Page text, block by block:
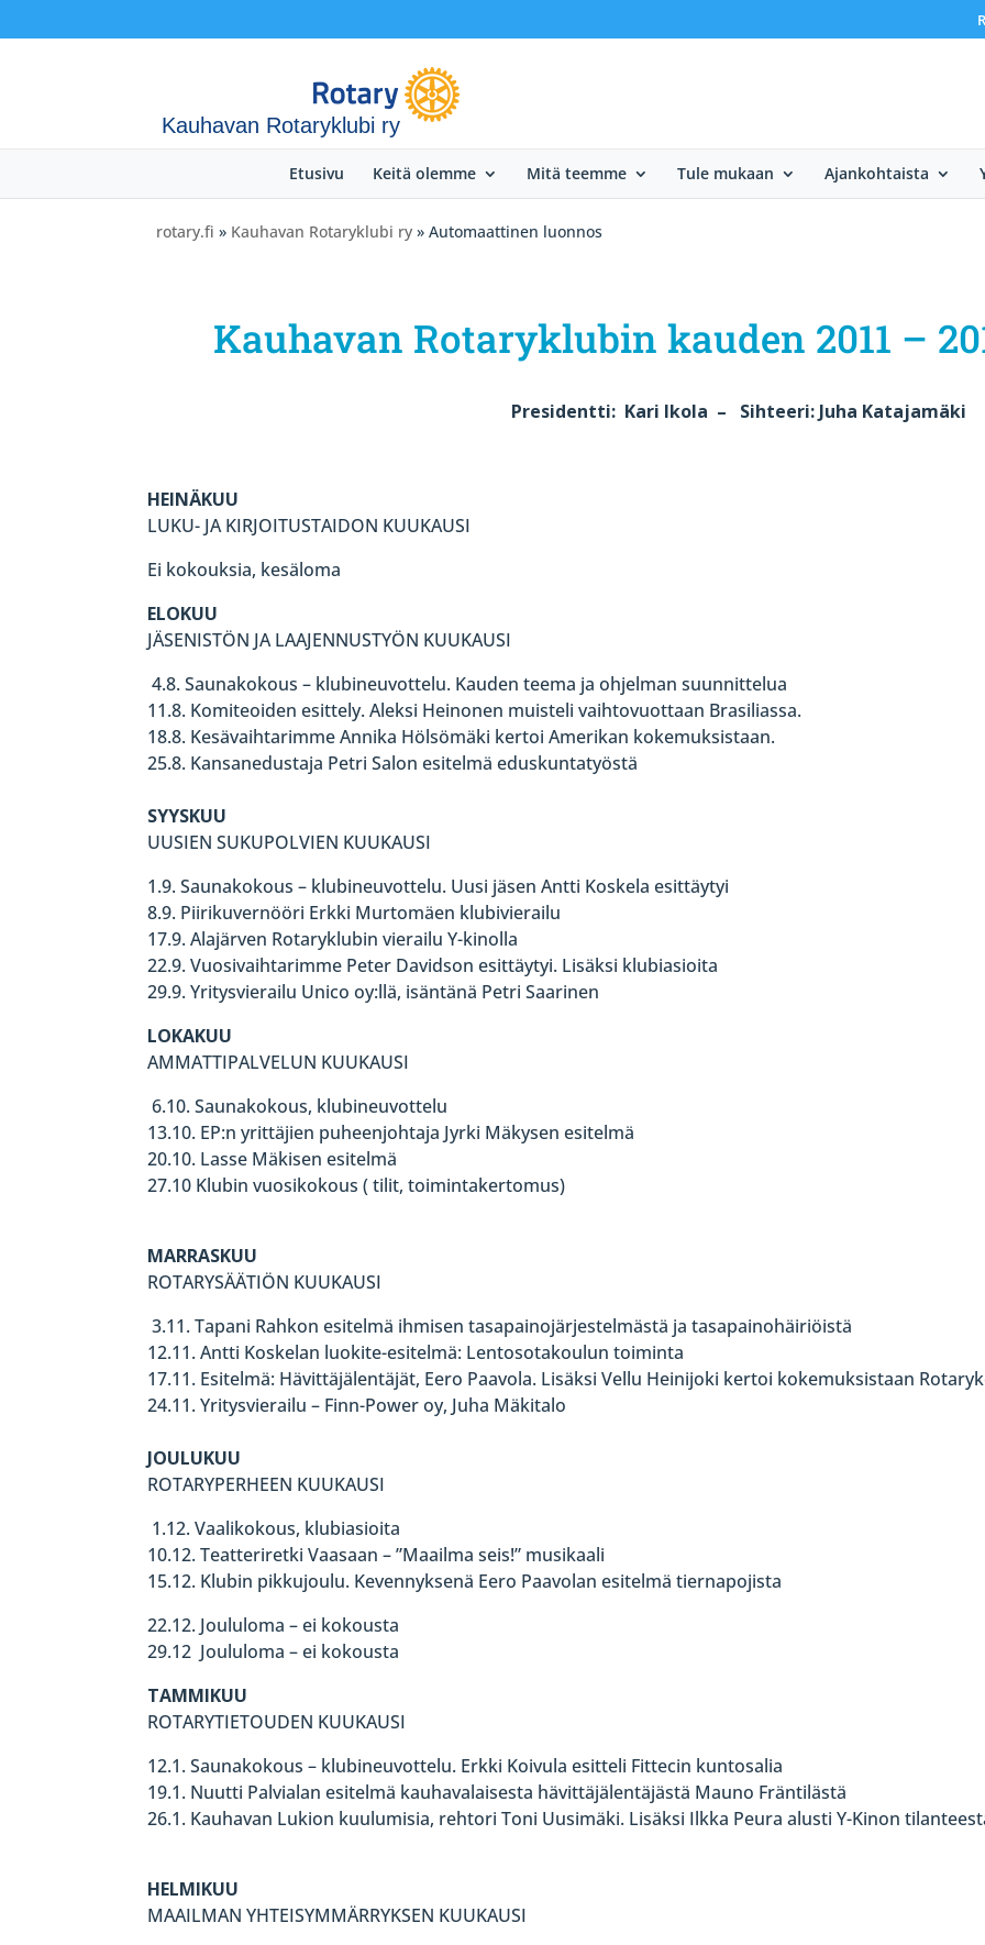
Kauhavan Rotaryklubi ry
Etusivu Keitä olemme Mitä teemme Tule mukaan Ajankohtaista
rotary.fi » Kauhavan Rotaryklubi ry » Automaattinen luonnos
Kauhavan Rotaryklubin kauden 2011 –
Presidentti: Kari Ikola – Sihteeri: Juha Katajamäki
HEINÄKUU
LUKU- JA KIRJOITUSTAIDON KUUKAUSI
Ei kokouksia, kesäloma
ELOKUU
JÄSENISTÖN JA LAAJENNUSTYÖN KUUKAUSI
4.8. Saunakokous – klubineuvottelu. Kauden teema ja ohjelman suunnittelua
11.8. Komiteoiden esittely. Aleksi Heinonen muisteli vaihtovuottaan Brasiliassa.
18.8. Kesävaihtarimme Annika Hölsömäki kertoi Amerikan kokemuksistaan.
25.8. Kansanedustaja Petri Salon esitelmä eduskuntatyöstä
SYYSKUU
UUSIEN SUKUPOLVIEN KUUKAUSI
1.9. Saunakokous – klubineuvottelu. Uusi jäsen Antti Koskela esittäytyi
8.9. Piirikuvernööri Erkki Murtomäen klubivierailu
17.9. Alajärven Rotaryklubin vierailu Y-kinolla
22.9. Vuosivaihtarimme Peter Davidson esittäytyi. Lisäksi klubiasioita
29.9. Yritysvierailu Unico oy:llä, isäntänä Petri Saarinen
LOKAKUU
AMMATTIPALVELUN KUUKAUSI
6.10. Saunakokous, klubineuvottelu
13.10. EP:n yrittäjien puheenjohtaja Jyrki Mäkysen esitelmä
20.10. Lasse Mäkisen esitelmä
27.10 Klubin vuosikokous ( tilit, toimintakertomus)
MARRASKUU
ROTARYSÄÄTIÖN KUUKAUSI
3.11. Tapani Rahkon esitelmä ihmisen tasapainojärjestelmästä ja tasapainohäiriöistä
12.11. Antti Koskelan luokite-esitelmä: Lentosotakoulun toiminta
17.11. Esitelmä: Hävittäjälentäjät, Eero Paavola. Lisäksi Vellu Heinijoki kertoi kokemuksistaan
24.11. Yritysvierailu – Finn-Power oy, Juha Mäkitalo
JOULUKUU
ROTARYPERHEEN KUUKAUSI
1.12. Vaalikokous, klubiasioita
10.12. Teatteriretki Vaasaan – ”Maailma seis!” musikaali
15.12. Klubin pikkujoulu. Kevennyksenä Eero Paavolan esitelmä tiernapojista
22.12. Joululoma – ei kokousta
29.12 Joululoma – ei kokousta
TAMMIKUU
ROTARYTIETOUDEN KUUKAUSI
12.1. Saunakokous – klubineuvottelu. Erkki Koivula esitteli Fittecin kuntosalia
19.1. Nuutti Palvialan esitelmä kauhavalaisesta hävittäjälentäjästä Mauno Fräntilästä
26.1. Kauhavan Lukion kuulumisia, rehtori Toni Uusimäki. Lisäksi Ilkka Peura alusti Y-Kinon
HELMIKUU
MAAILMAN YHTEISYMMÄRRYKSEN KUUKAUSI